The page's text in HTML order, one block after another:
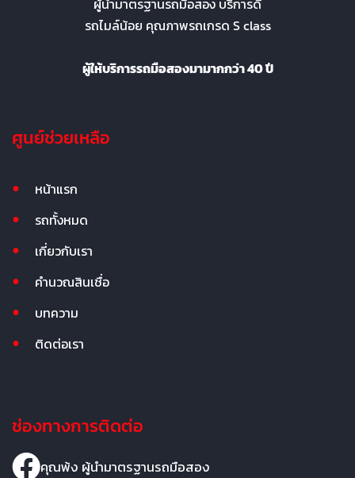
ผู้นำมาตรฐานรถมือสอง บริการดี
รถไมล์น้อย คุณภาพรถเกรด S class
ผู้ให้บริการรถมือสองมามากกว่า 40 ปี
ศูนย์ช่วยเหลือ
หน้าแรก
รถทั้งหมด
เกี่ยวกับเรา
คำนวณสินเชื่อ
บทความ
ติดต่อเรา
ช่องทางการติดต่อ
คุณพ้ง ผู้นำมาตรฐานรถมือสอง